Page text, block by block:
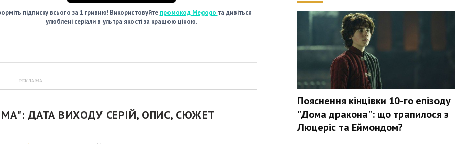
підписку всього за 1 гривню! Використовуйте промокод Megogo та дивіться
улюблені серіали в ультра якості за кращою ціною.
РЕКЛАМА
ДАТА ВИХОДУ СЕРІЙ, ОПИС, СЮЖЕТ
Пояснення кінцівки 10-го епізоду
"Дома дракона": що трапилося з
Люцеріс та Еймондом?